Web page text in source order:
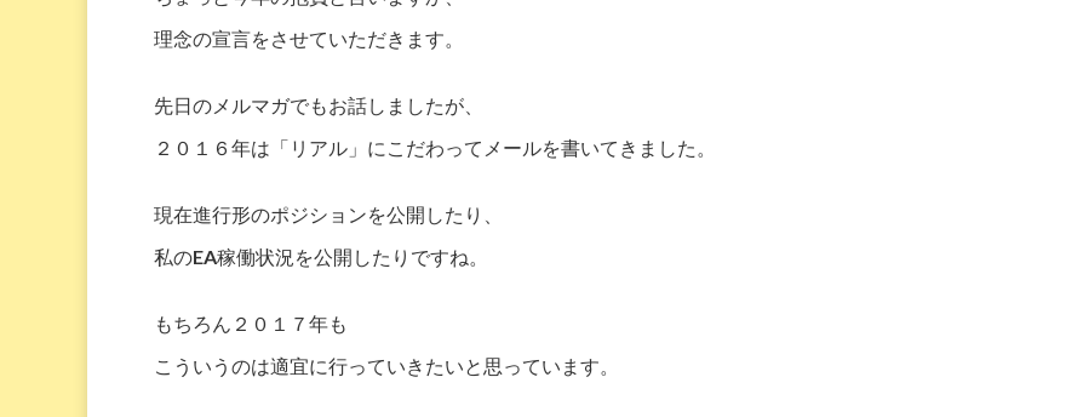
理念の宣言をさせていただきます。
先日のメルマガでもお話しましたが、
２０１６年は「リアル」にこだわってメールを書いてきました。
現在進行形のポジションを公開したり、
私のEA稼働状況を公開したりですね。
もちろん２０１７年も
こういうのは適宜に行っていきたいと思っています。